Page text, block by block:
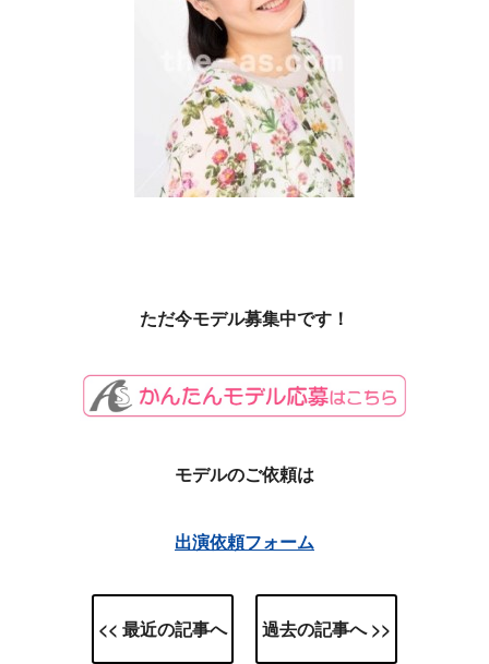
ただ今モデル募集中です！
モデルのご依頼は
出演依頼フォーム
<< 最近の記事へ 過去の記事へ >>